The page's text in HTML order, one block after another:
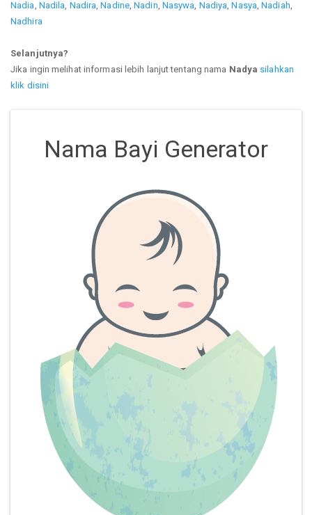
Nadia Nadila Nadira ,Nadine,Nadin Nasywa Nadiya ,Nasya ,Nadiah
Nadhira
Selanjutnya?
Jika ingin melihat informasi lebih lanjut tentang nama Nadya silahkan
klik disini
Nama Bayi Generator